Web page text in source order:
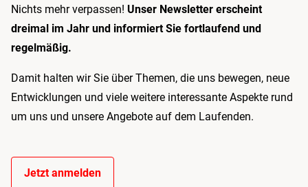
Nichts mehr verpassen! Unser Newsletter erscheint
dreimal im Jahr und informiert Sie fortlaufend und
regelmäßig.
Damit halten wir Sie über Themen, die uns bewegen, neue
Entwicklungen und viele weitere interessante Aspekte rund
um uns und unsere Angebote auf dem Laufenden.
Jetzt anmelden